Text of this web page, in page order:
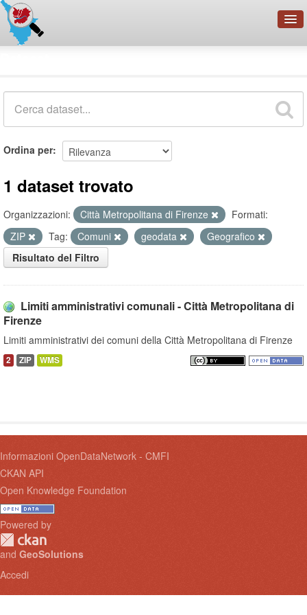
Organizzazioni
Ordina per
1 dataset trovato
Organizzazioni: Città Metropolitana di Firenze
Formati:
ZIP
Tag: Comuni geodata
Geografico
Risultato del Filtro
Limiti amministrativi comunali - Città Metropolitana di
Firenze
Limiti amministrativi dei comuni della Città Metropolitana di Firenze
2 ZIP WMS
Informazioni OpenDataNetwork - CMFI
CKAN API
Open Knowledge Foundation
Powered by
and GeoSolutions
Accedi